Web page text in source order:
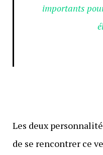
importants
Les deux
de se rencontrer ce